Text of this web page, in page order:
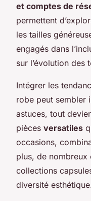
et comptes de
permettent
les tailles
engagés dans
sur l’évolution des
Intégrer les
robe peut sembler
astuces, tout
pièces versatiles
occasions,
plus, de nombreux
collections
diversité